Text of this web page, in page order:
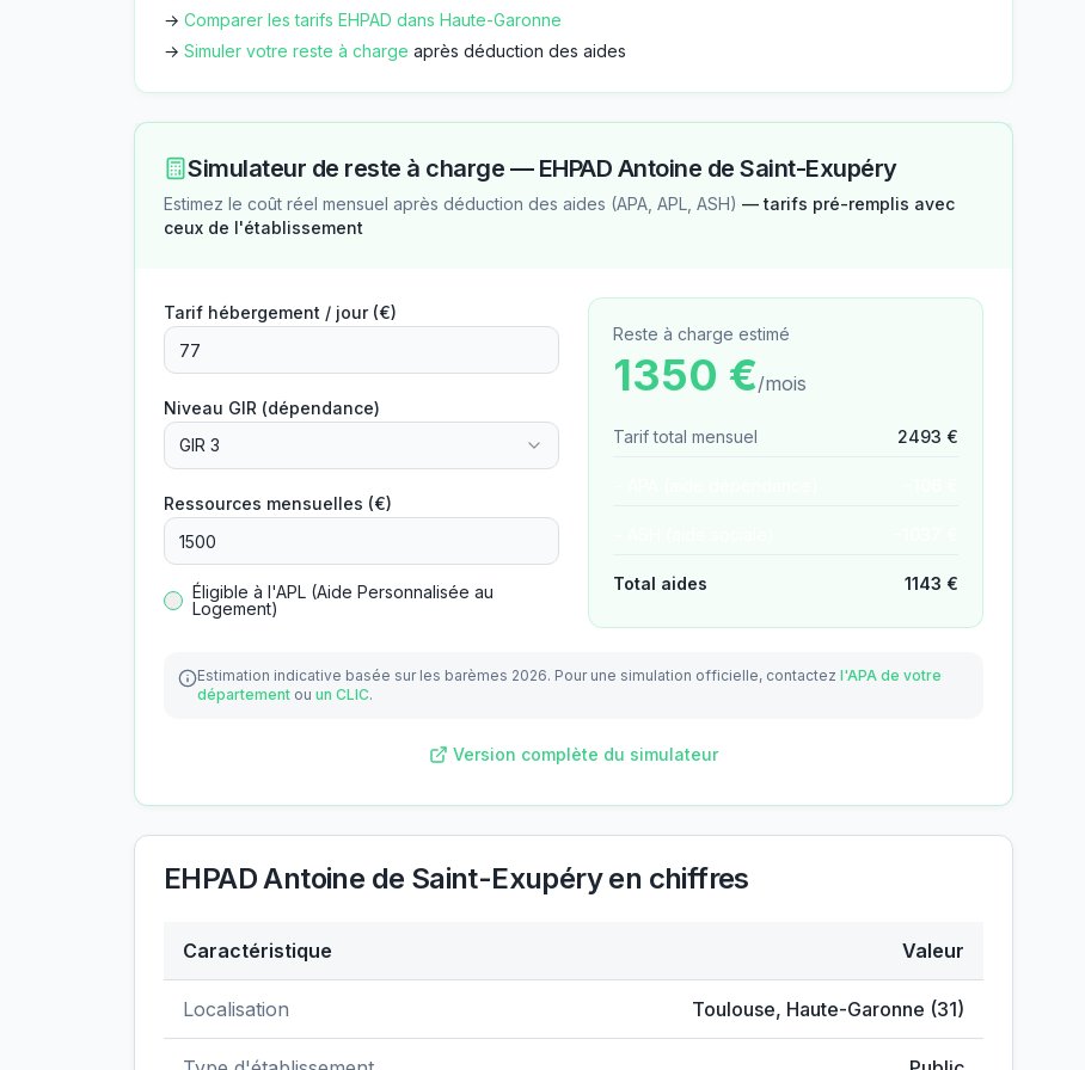
→ Comparer les tarifs EHPAD dans Haute-Garonne
→ Simuler votre reste à charge après déduction des aides
Simulateur de reste à charge — EHPAD Antoine de Saint-Exupéry
Estimez le coût réel mensuel après déduction des aides (APA, APL, ASH) — tarifs pré-remplis avec
ceux de l'établissement
Tarif hébergement / jour (€)
Niveau GIR (dépendance)
GIR 3
Ressources mensuelles (€)
Éligible à l'APL (Aide Personnalisée au
Logement)
Reste à charge estimé
1350 €/mois
Tarif total mensuel 2493 €
Total aides 1143 €
Estimation indicative basée sur les barèmes 2026. Pour une simulation officielle, contactez l'APA de votre
département ou un CLIC.
Version complète du simulateur
EHPAD Antoine de Saint-Exupéryen chiffres
Caractéristique Valeur
Localisation Toulouse, Haute-Garonne (31)